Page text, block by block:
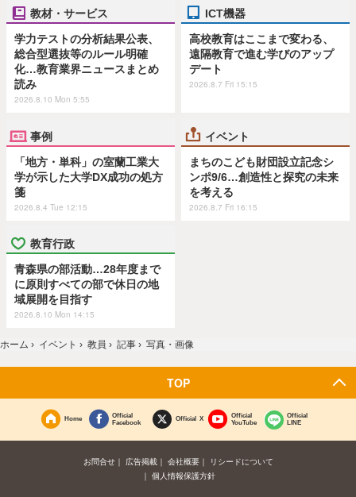
教材・サービス
学力テストの分析結果公表、
総合型選抜等のルール明確
化…教育業界ニュースまとめ
読み
2026.8.10 Mon 5:55
ICT機器
高校教育はここまで変わる、
遠隔教育で進む学びのアップ
デート
2026.8.7 Fri 15:15
事例
「地方・単科」の室蘭工業大
学が示した大学DX成功の処方
箋
2026.8.4 Tue 12:15
イベント
まちのこども財団設立記念シ
ンポ9/6…創造性と探究の未来
を考える
2026.8.7 Fri 16:15
教育行政
青森県の部活動…28年度まで
に原則すべての部で休日の地
域展開を目指す
2026.8.10 Mon 14:15
ホーム › イベント › 教員 › 記事 › 写真・画像
TOP
Home
Official
Facebook
Official X
Official
YouTube
Official
LINE
お問合せ 広告掲載 会社概要
リシードについて
個人情報保護方針